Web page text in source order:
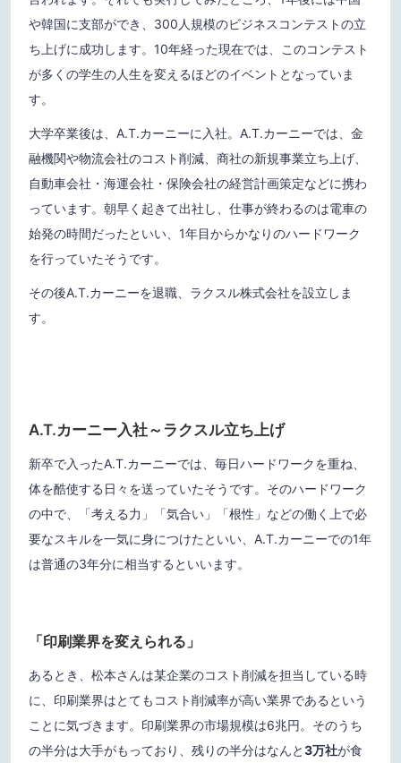
や韓国に支部ができ、300人規模のビジネスコンテストの立
ち上げに成功します。10年経った現在では、このコンテスト
が多くの学生の人生を変えるほどのイベントとなっていま
す。
大学卒業後は、A.T.カーニーに入社。A.T.カーニーでは、金
融機関や物流会社のコスト削減、商社の新規事業立ち上げ、
自動車会社・海運会社・保険会社の経営計画策定などに携わ
っています。朝早く起きて出社し、仕事が終わるのは電車の
始発の時間だったといい、1年目からかなりのハードワーク
を行っていたそうです。
その後A.T.カーニーを退職、ラクスル株式会社を設立しま
す。
A.T.カーニー入社～ラクスル立ち上げ
新卒で入ったA.T.カーニーでは、毎日ハードワークを重ね、
体を酷使する日々を送っていたそうです。そのハードワーク
の中で、「考える力」「気合い」「根性」などの働く上で必
要なスキルを一気に身につけたといい、A.T.カーニーでの1年
は普通の3年分に相当するといいます。
「印刷業界を変えられる」
あるとき、松本さんは某企業のコスト削減を担当している時
に、印刷業界はとてもコスト削減率が高い業界であるという
ことに気づきます。印刷業界の市場規模は6兆円。そのうち
の半分は大手がもっており、残りの半分はなんと3万社が食